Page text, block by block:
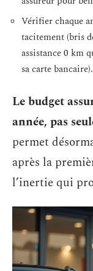
Vérifier chaque
tacitement (bris
assistance 0 km
sa carte bancaire).
Le budget
année, pas
permet
après la
l’inertie qui